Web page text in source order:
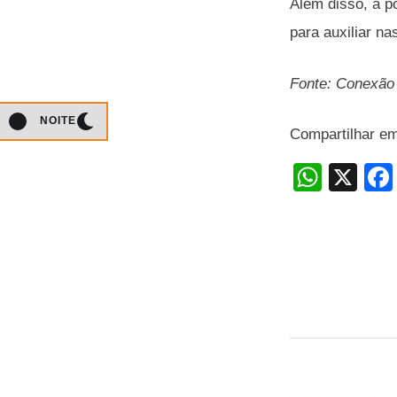
NOITE
Além disso, a
para auxiliar
Fonte:
Compartilhar
W
p
X